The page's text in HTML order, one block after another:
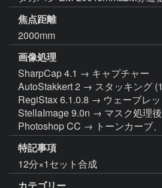
焦点距離
2000mm
画像処理
SharpCap 4.1 → キャプチャー
AutoStakkert 2 → スタッキング
RegiStax 6.1.0.8 → ウェーブレッ
StellaImage 9.0n → マスク処理
Photoshop CC → トーンカーブ
特記事項
12分×1セット合成
カテゴリー